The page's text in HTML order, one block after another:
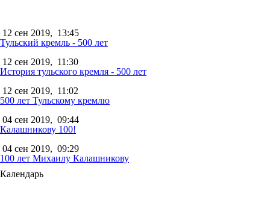
12 сен 2019, 13:45
Тульский кремль - 500 лет
12 сен 2019, 11:30
История тульского кремля - 500 лет
12 сен 2019, 11:02
500 лет Тульскому кремлю
04 сен 2019, 09:44
Калашникову 100!
04 сен 2019, 09:29
100 лет Михаилу Калашникову
Календарь